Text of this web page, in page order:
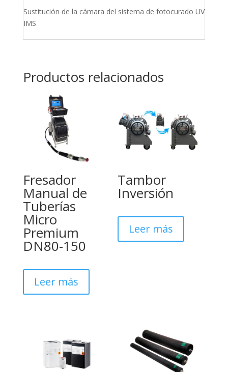
Sustitución de la cámara del sistema de fotocurado UV
IMS
Productos relacionados
Fresador
Manual de
Tuberías
Micro
Premium
DN80-150
Leer más
Tambor
Inversión
Leer más